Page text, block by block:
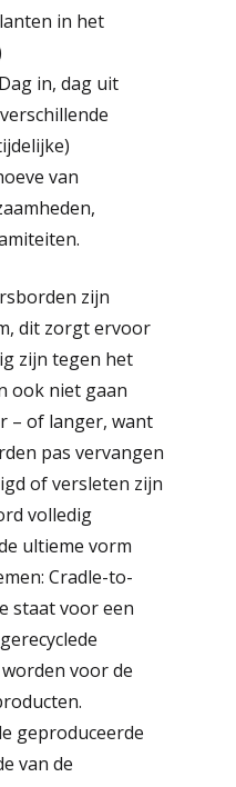
in het
in, dag uit
van
zijn
dit zorgt ervoor
zijn tegen het
ook niet gaan
– of langer, want
pas vervangen
of versleten zijn
volledig
ultieme vorm
Cradle-to-
staat voor een
voor de
geproduceerde
van de